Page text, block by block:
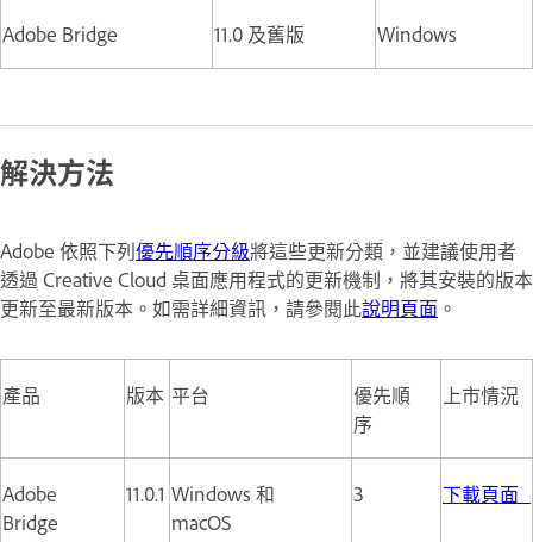
Adobe Bridge 11.0 及舊版 Windows
解決方法
Adobe 依照下列優先順序分級將這些更新分類，並建議使用者
透過 Creative Cloud 桌面應用程式的更新機制，將其安裝的版本
更新至最新版本。如需詳細資訊，請參閱此說明頁面 。
產品 版本 平台
優先順
序
上市情況
Adobe
Bridge
11.0.1 Windows 和
macOS
3 下載頁面